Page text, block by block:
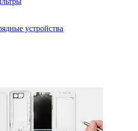
устройства